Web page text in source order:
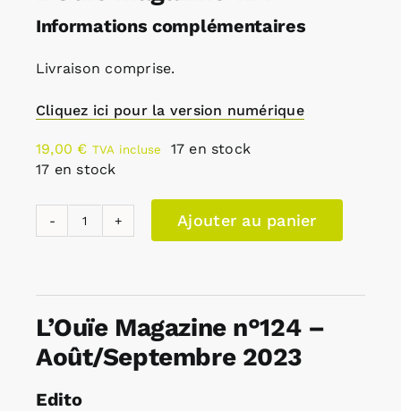
Informations complémentaires
Livraison comprise.
Cliquez ici pour la version numérique
19,00 € TVA incluse
17 en stock
17 en stock
124
Ajouter au panier
L’Ouïe Magazine n°124 –
Août/Septembre 2023
Edito